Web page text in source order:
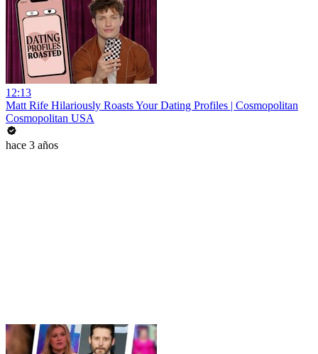
12:13
Matt Rife Hilariously Roasts Your Dating Profiles | Cosmopolitan
Cosmopolitan USA
hace 3 años